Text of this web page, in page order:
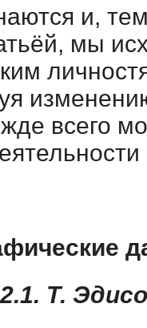
и,
мы
всего
2.1. Т.